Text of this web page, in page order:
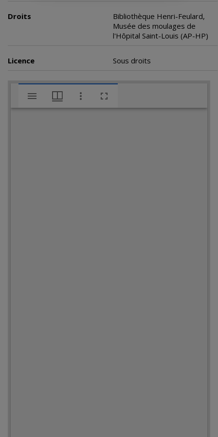
Droits
Bibliothèque Henri-Feulard,
Musée des moulages de
l'Hôpital Saint-Louis (AP-HP)
Licence Sous droits
V
Tylosis et griphosis